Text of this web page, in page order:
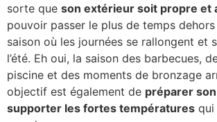
sorte que son extérieur soit propre et
pouvoir passer le plus de temps
saison où les journées se rallongent et
l’été. Eh oui, la saison des barbecues,
piscine et des moments de bronzage
objectif est également de préparer
supporter les fortes températures qui